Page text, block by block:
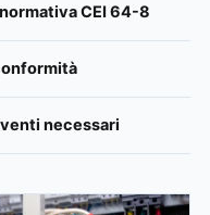
CEI 64-8
necessari